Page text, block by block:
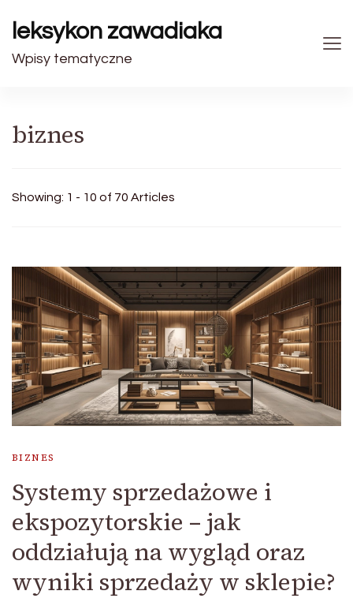
leksykon zawadiaka
Wpisy tematyczne
biznes
Showing: 1 - 10 of 70 Articles
BIZNES
Systemy sprzedażowe i
ekspozytorskie – jak
oddziałują na wygląd oraz
wyniki sprzedaży w sklepie?